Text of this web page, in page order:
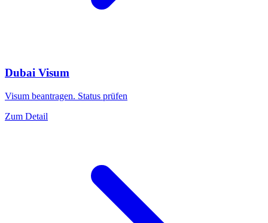
Dubai Visum
Visum beantragen. Status prüfen
Zum Detail